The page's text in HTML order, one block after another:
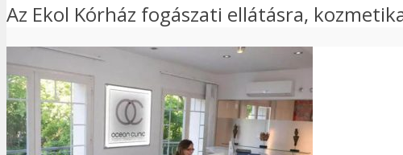
Az Ekol Kórház fogászati ellátásra,